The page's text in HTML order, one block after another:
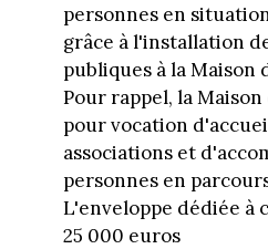
personnes en
grâce à l'installation
publiques à la Maison
Pour rappel, la
pour vocation
associations et
personnes en
L'enveloppe dédiée à
25 000 euros